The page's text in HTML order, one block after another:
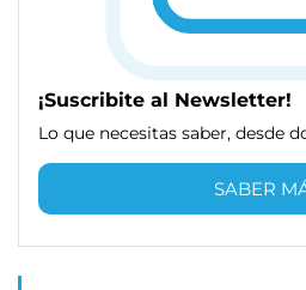
¡Suscribite al Newsletter!
Lo que necesitas saber, desde
SABER